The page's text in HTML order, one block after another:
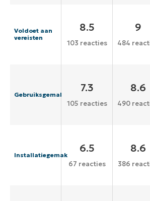
Voldoet aan
vereisten
8.5
103 reacties
9
484
Gebruiksgemak
7.3
105 reacties
8.6
490
Installatiegemak
6.5
67 reacties
8.6
386